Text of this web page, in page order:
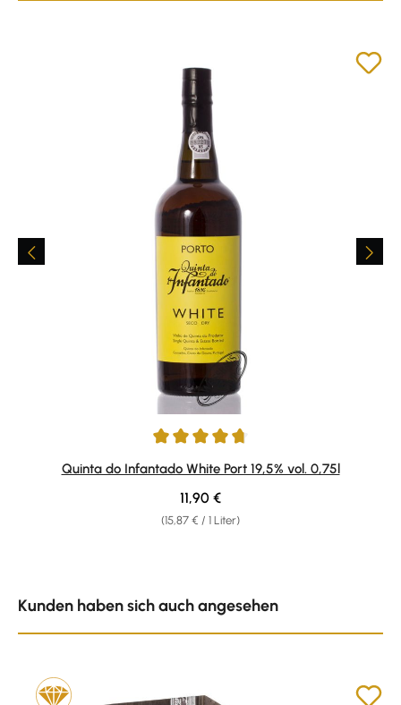
Durchschnittliche Bewertung von 4.85 von 5 Sternen
Quinta do Infantado White Port 19,5% vol. 0,75l
(15,87 € / 1 Liter)
Regulärer Preis:
11,90 €
Kunden haben sich auch angesehen